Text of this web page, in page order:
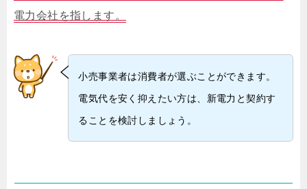
電力会社を指します。
小売事業者は消費者が選ぶことができます。
電気代を安く抑えたい方は、新電力と契約す
ることを検討しましょう。